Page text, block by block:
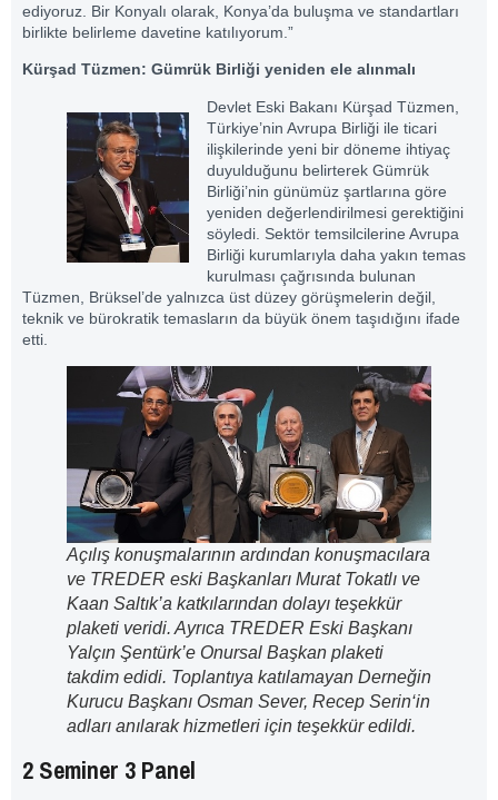
ediyoruz. Bir Konyalı olarak, Konya’da buluşma ve standartları
birlikte belirleme davetine katılıyorum.”
Kürşad Tüzmen: Gümrük Birliği yeniden ele alınmalı
Devlet Eski Bakanı Kürşad Tüzmen,
Türkiye’nin Avrupa Birliği ile ticari
ilişkilerinde yeni bir döneme ihtiyaç
duyulduğunu belirterek Gümrük
Birliği’nin günümüz şartlarına göre
yeniden değerlendirilmesi gerektiğini
söyledi. Sektör temsilcilerine Avrupa
Birliği kurumlarıyla daha yakın temas
kurulması çağrısında bulunan
Tüzmen, Brüksel’de yalnızca üst düzey görüşmelerin değil,
teknik ve bürokratik temasların da büyük önem taşıdığını ifade
etti.
Açılış konuşmalarının ardından konuşmacılara
ve TREDER eski Başkanları Murat Tokatlı ve
Kaan Saltık’a katkılarından dolayı teşekkür
plaketi veridi. Ayrıca TREDER Eski Başkanı
Yalçın Şentürk’e Onursal Başkan plaketi
takdim edidi. Toplantıya katılamayan Derneğin
Kurucu Başkanı Osman Sever, Recep Serin‘in
adları anılarak hizmetleri için teşekkür edildi.
2 Seminer 3 Panel